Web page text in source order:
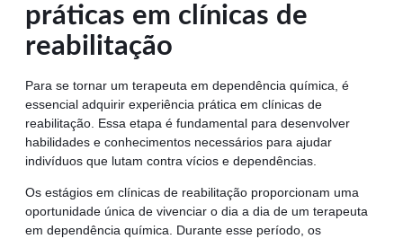
práticas em clínicas de
reabilitação
Para se tornar um terapeuta em dependência química, é
essencial adquirir experiência prática em clínicas de
reabilitação. Essa etapa é fundamental para desenvolver
habilidades e conhecimentos necessários para ajudar
indivíduos que lutam contra vícios e dependências.
Os estágios em clínicas de reabilitação proporcionam uma
oportunidade única de vivenciar o dia a dia de um terapeuta
em dependência química. Durante esse período, os